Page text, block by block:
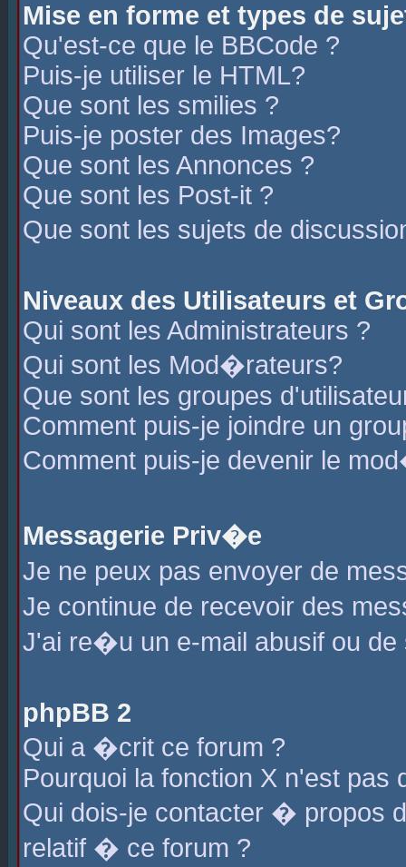
Mise en forme et types de
Qu'est-ce que le BBCode ?
Puis-je utiliser le HTML?
Que sont les smilies ?
Puis-je poster des Images?
Que sont les Annonces ?
Que sont les Post-it ?
Que sont les sujets de
Niveaux des Utilisateurs et
Qui sont les Administrateurs ?
Qui sont les Mod�rateurs?
Que sont les groupes
Comment puis-je joindre un
Comment puis-je devenir le
Messagerie Priv�e
Je ne peux pas envoyer de
Je continue de recevoir des
J'ai re�u un e-mail abusif ou de
phpBB 2
Qui a �crit ce forum ?
Pourquoi la fonction X n'est pas
Qui dois-je contacter � propos
relatif � ce forum ?